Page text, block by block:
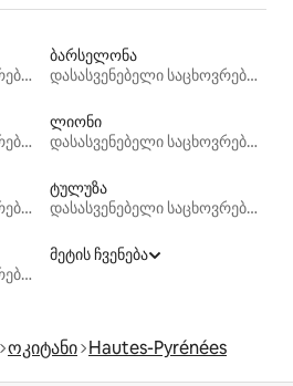
დასასვენებელი საცხოვრებლები
ბარსელონა
დასასვენებელი საცხოვრებლები
დასასვენებელი საცხოვრებლები
ლიონი
დასასვენებელი საცხოვრებლები
დასასვენებელი საცხოვრებლები
ტულუზა
დასასვენებელი საცხოვრებლები
დასასვენებელი საცხოვრებლები
მეტის ჩვენება
ოკიტანი Hautes-Pyrénées